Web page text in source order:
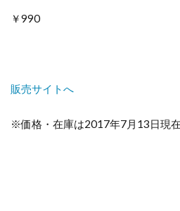
￥990
販売サイトへ
※価格・在庫は2017年7月13日現在